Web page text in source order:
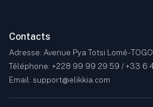
Contacts
Adresse: Avenue Pya Totsi Lomé - TOGO
Téléphone: +228 99 99 29 59 / +33 6
Email: support@elikkia.com